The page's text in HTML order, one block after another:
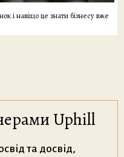
і навіщо це знати бізнесу вже
Uphill
та досвід,